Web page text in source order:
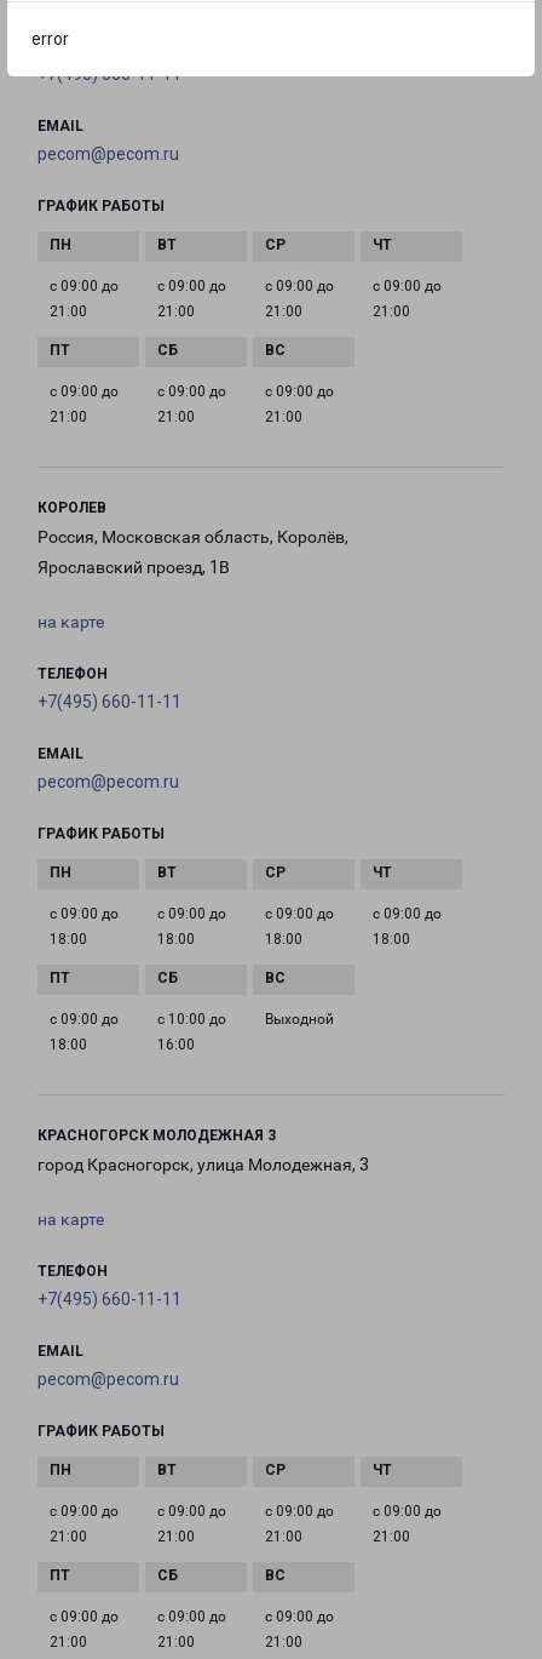
error
ТЕЛЕФОН
+7(495) 660-11-11
EMAIL
pecom@pecom.ru
ГРАФИК РАБОТЫ
с 09:00 до
21:00
с 09:00 до
21:00
с 09:00 до
21:00
с 09:00 до
21:00
с 09:00 до
21:00
с 09:00 до
21:00
с 09:00 до
21:00
КОРОЛЕВ
Россия, Московская область, Королёв,
Ярославский проезд, 1В
на карте
ТЕЛЕФОН
+7(495) 660-11-11
EMAIL
pecom@pecom.ru
ГРАФИК РАБОТЫ
с 09:00 до
18:00
с 09:00 до
18:00
с 09:00 до
18:00
с 09:00 до
18:00
с 09:00 до
18:00
с 10:00 до
16:00
Выходной
КРАСНОГОРСК МОЛОДЕЖНАЯ 3
город Красногорск, улица Молодежная, 3
на карте
ТЕЛЕФОН
+7(495) 660-11-11
EMAIL
pecom@pecom.ru
ГРАФИК РАБОТЫ
с 09:00 до
21:00
с 09:00 до
21:00
с 09:00 до
21:00
с 09:00 до
21:00
с 09:00 до
21:00
с 09:00 до
21:00
с 09:00 до
21:00